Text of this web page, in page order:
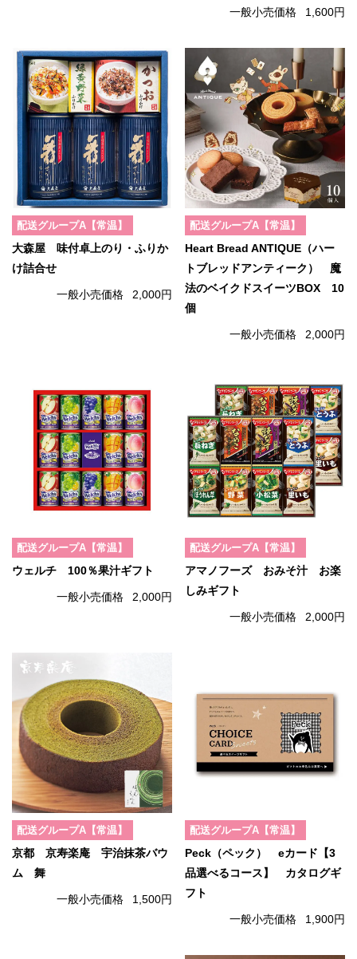
一般小売価格 1,600円
配送グループA【常温】
大森屋 味付卓上のり・ふりか
け詰合せ
一般小売価格 2,000円
配送グループA【常温】
Heart Bread ANTIQUE（ハー
トブレッドアンティーク） 魔
法のベイクドスイーツBOX 10
個
一般小売価格 2,000円
配送グループA【常温】
ウェルチ 100％果汁ギフト
一般小売価格 2,000円
配送グループA【常温】
アマノフーズ おみそ汁 お楽
しみギフト
一般小売価格 2,000円
配送グループA【常温】
京都 京寿楽庵 宇治抹茶バウ
ム 舞
一般小売価格 1,500円
配送グループA【常温】
Peck（ペック） eカード【3
品選べるコース】 カタログギ
フト
一般小売価格 1,900円